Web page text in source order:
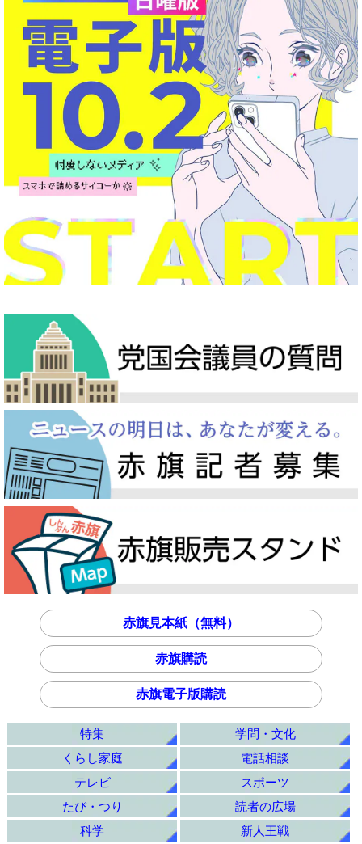
赤旗見本紙（無料）
赤旗購読
赤旗電子版購読
特集
学問・文化
くらし家庭
電話相談
テレビ
スポーツ
たび・つり
読者の広場
科学
新人王戦